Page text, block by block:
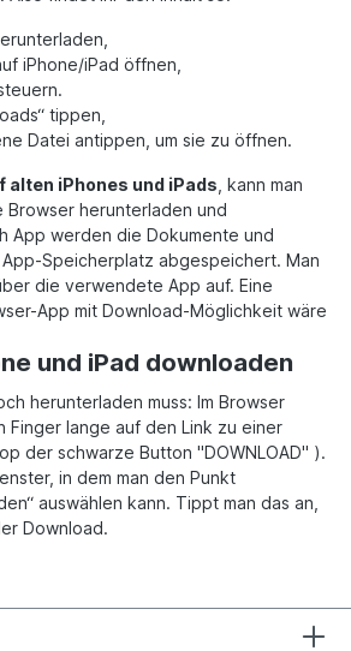
iPhone/iPad öffnen,
tippen,
Datei antippen, um sie zu öffnen.
alten iPhones und iPads , kann man
herunterladen und
App werden die Dokumente und
Speicherplatz abgespeichert. Man
die verwendete App auf. Eine
App mit Download-Möglichkeit wäre
und iPad downloaden
herunterladen muss: Im Browser
Finger lange auf den Link zu einer
der schwarze Button "DOWNLOAD" ).
in dem man den Punkt
auswählen kann. Tippt man das an,
Download.